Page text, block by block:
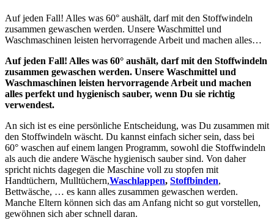
Auf jeden Fall! Alles was 60° aushält, darf mit den Stoffwindeln
zusammen gewaschen werden. Unsere Waschmittel und
Waschmaschinen leisten hervorragende Arbeit und machen alles…
Auf jeden Fall! Alles was 60° aushält, darf mit den Stoffwindeln
zusammen gewaschen werden. Unsere Waschmittel und
Waschmaschinen leisten hervorragende Arbeit und machen
alles perfekt und hygienisch sauber, wenn Du sie richtig
verwendest.
An sich ist es eine persönliche Entscheidung, was Du zusammen mit
den Stoffwindeln wäscht. Du kannst einfach sicher sein, dass bei
60° waschen auf einem langen Programm, sowohl die Stoffwindeln
als auch die andere Wäsche hygienisch sauber sind. Von daher
spricht nichts dagegen die Maschine voll zu stopfen mit
Handtüchern, Mulltüchern,Waschlappen, Stoffbinden,
Bettwäsche, … es kann alles zusammen gewaschen werden.
Manche Eltern können sich das am Anfang nicht so gut vorstellen,
gewöhnen sich aber schnell daran.